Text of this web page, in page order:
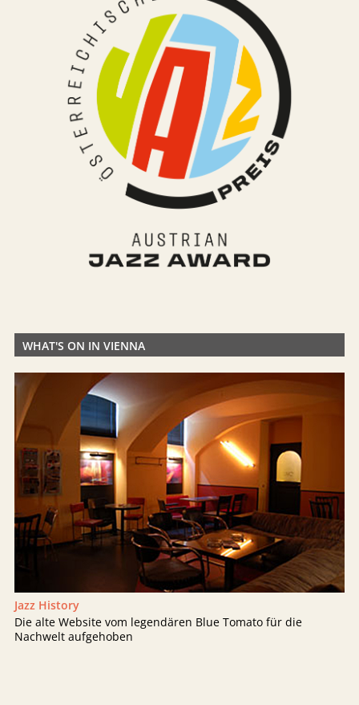
WHAT'S ON IN VIENNA
Jazz History
Die alte Website vom legendären Blue Tomato für die
Nachwelt aufgehoben